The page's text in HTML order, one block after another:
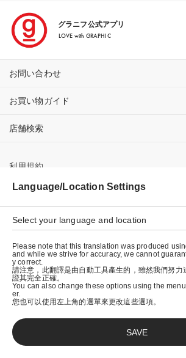
グラニフ公式アプリ
LOVE with GRAPHIC
お問い合わせ
お買い物ガイド
店舗検索
利用規約
プライバシーポリシー
特定商取引法に基づく表示
会社概要
© graniph inc.
Language/Location Settings
Select your language and location
Please note that this translation was produced
and while we strive for accuracy, we cannot
y correct.
請注意，此翻譯是由自動工具產生的，雖然我們努力
證其完全正確。
You can also change these options using the
er.
您也可以使用左上角的選單來更改這些選項。
SAVE